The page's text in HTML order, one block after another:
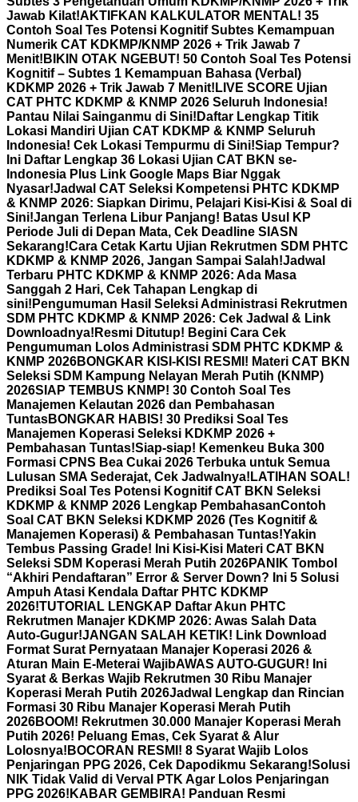
Jawab Kilat!AKTIFKAN KALKULATOR MENTAL! 35
Contoh Soal Tes Potensi Kognitif Subtes Kemampuan
Numerik CAT KDKMP/KNMP 2026 + Trik Jawab 7
Menit! BIKIN OTAK NGEBUT! 50 Contoh Soal Tes Potensi
Kognitif – Subtes 1 Kemampuan Bahasa (Verbal)
KDKMP 2026 + Trik Jawab 7 Menit! LIVE SCORE Ujian
CAT PHTC KDKMP & KNMP 2026 Seluruh Indonesia!
Pantau Nilai Sainganmu di Sini! Daftar Lengkap Titik
Lokasi Mandiri Ujian CAT KDKMP & KNMP Seluruh
Indonesia! Cek Lokasi Tempurmu di Sini!Siap Tempur?
Ini Daftar Lengkap 36 Lokasi Ujian CAT BKN se-
Indonesia Plus Link Google Maps Biar Nggak
Nyasar!Jadwal CAT Seleksi Kompetensi PHTC KDKMP
& KNMP 2026: Siapkan Dirimu, Pelajari Kisi-Kisi & Soal di
Sini!Jangan Terlena Libur Panjang! Batas Usul KP
Periode Juli di Depan Mata, Cek Deadline SIASN
Sekarang!Cara Cetak Kartu Ujian Rekrutmen SDM PHTC
KDKMP & KNMP 2026, Jangan Sampai Salah!Jadwal
Terbaru PHTC KDKMP & KNMP 2026: Ada Masa
Sanggah 2 Hari, Cek Tahapan Lengkap di
sini! Pengumuman Hasil Seleksi Administrasi Rekrutmen
SDM PHTC KDKMP & KNMP 2026: Cek Jadwal & Link
Downloadnya! Resmi Ditutup! Begini Cara Cek
Pengumuman Lolos Administrasi SDM PHTC KDKMP &
KNMP 2026BONGKAR KISI-KISI RESMI! Materi CAT BKN
Seleksi SDM Kampung Nelayan Merah Putih (KNMP)
2026SIAP TEMBUS KNMP! 30 Contoh Soal Tes
Manajemen Kelautan 2026 dan Pembahasan
TuntasBONGKAR HABIS! 30 Prediksi Soal Tes
Manajemen Koperasi Seleksi KDKMP 2026 +
Pembahasan Tuntas!Siap-siap! Kemenkeu Buka 300
Formasi CPNS Bea Cukai 2026 Terbuka untuk Semua
Lulusan SMA Sederajat, Cek Jadwalnya! LATIHAN SOAL!
Prediksi Soal Tes Potensi Kognitif CAT BKN Seleksi
KDKMP & KNMP 2026 Lengkap PembahasanContoh
Soal CAT BKN Seleksi KDKMP 2026 (Tes Kognitif &
Manajemen Koperasi) & Pembahasan Tuntas!Yakin
Tembus Passing Grade! Ini Kisi-Kisi Materi CAT BKN
Seleksi SDM Koperasi Merah Putih 2026PANIK Tombol
“Akhiri Pendaftaran” Error & Server Down? Ini 5 Solusi
Ampuh Atasi Kendala Daftar PHTC KDKMP
2026!TUTORIAL LENGKAP Daftar Akun PHTC
Rekrutmen Manajer KDKMP 2026: Awas Salah Data
Auto-Gugur!JANGAN SALAH KETIK! Link Download
Format Surat Pernyataan Manajer Koperasi 2026 &
Aturan Main E-Meterai WajibAWAS AUTO-GUGUR! Ini
Syarat & Berkas Wajib Rekrutmen 30 Ribu Manajer
Koperasi Merah Putih 2026Jadwal Lengkap dan Rincian
Formasi 30 Ribu Manajer Koperasi Merah Putih
2026BOOM! Rekrutmen 30.000 Manajer Koperasi Merah
Putih 2026! Peluang Emas, Cek Syarat & Alur
Lolosnya! BOCORAN RESMI! 8 Syarat Wajib Lolos
Penjaringan PPG 2026, Cek Dapodikmu Sekarang!Solusi
NIK Tidak Valid di Verval PTK Agar Lolos Penjaringan
PPG 2026! KABAR GEMBIRA! Panduan Resmi